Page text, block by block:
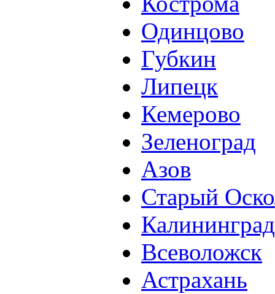
Одинцово
Губкин
Липецк
Кемерово
Зеленоград
Азов
Старый
Калининград
Всеволожск
Астрахань